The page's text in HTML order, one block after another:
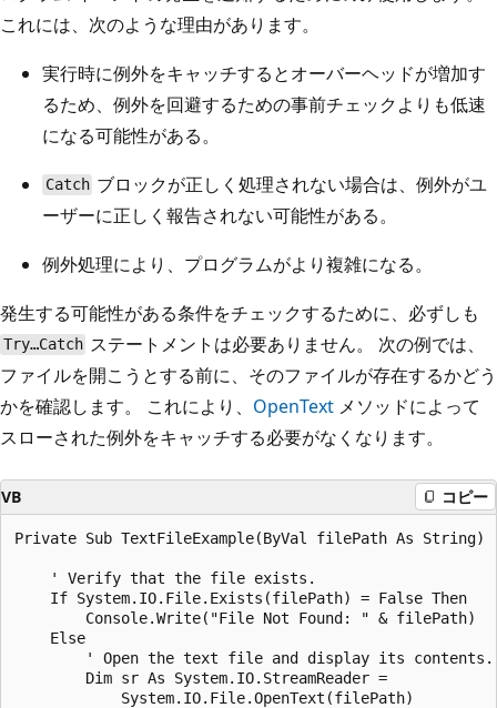
これには、次のような理由があります。
実行時に例外をキャッチするとオーバーヘッドが増加す
るため、例外を回避するための事前チェックよりも低速
になる可能性がある。
Catch ブロックが正しく処理されない場合は、例外がユ
ーザーに正しく報告されない可能性がある。
例外処理により、プログラムがより複雑になる。
発生する可能性がある条件をチェックするために、必ずしも
Try…Catch ステートメントは必要ありません。 次の例では、
ファイルを開こうとする前に、そのファイルが存在するかどう
かを確認します。 これにより、 OpenText メソッドによって
スローされた例外をキャッチする必要がなくなります。
VB コピー
Private Sub TextFileExample(ByVal filePath As String)
    ' Verify that the file exists.
    If System.IO.File.Exists(filePath) = False Then
        Console.Write("File Not Found: " & filePath)
    Else
        ' Open the text file and display its contents.
        Dim sr As System.IO.StreamReader =
            System.IO.File.OpenText(filePath)